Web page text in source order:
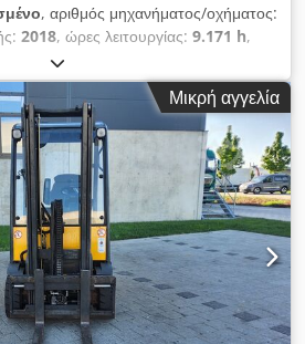
, αριθμός μηχανήματος/οχήματος:
2018, ώρες λειτουργίας: 9.171 h,
, ύψος ανύψωσης:
χιλ., μήκος περονών:1.150 χιλ.,
200/50-10
, μέγεθος πίσω
βάρος:3.520 κιλ, Τύπος
Jungheinrich Cjdpfx
Μικρή αγγελία